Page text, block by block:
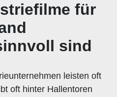
für
sind
leisten oft
oft hinter Hallentoren